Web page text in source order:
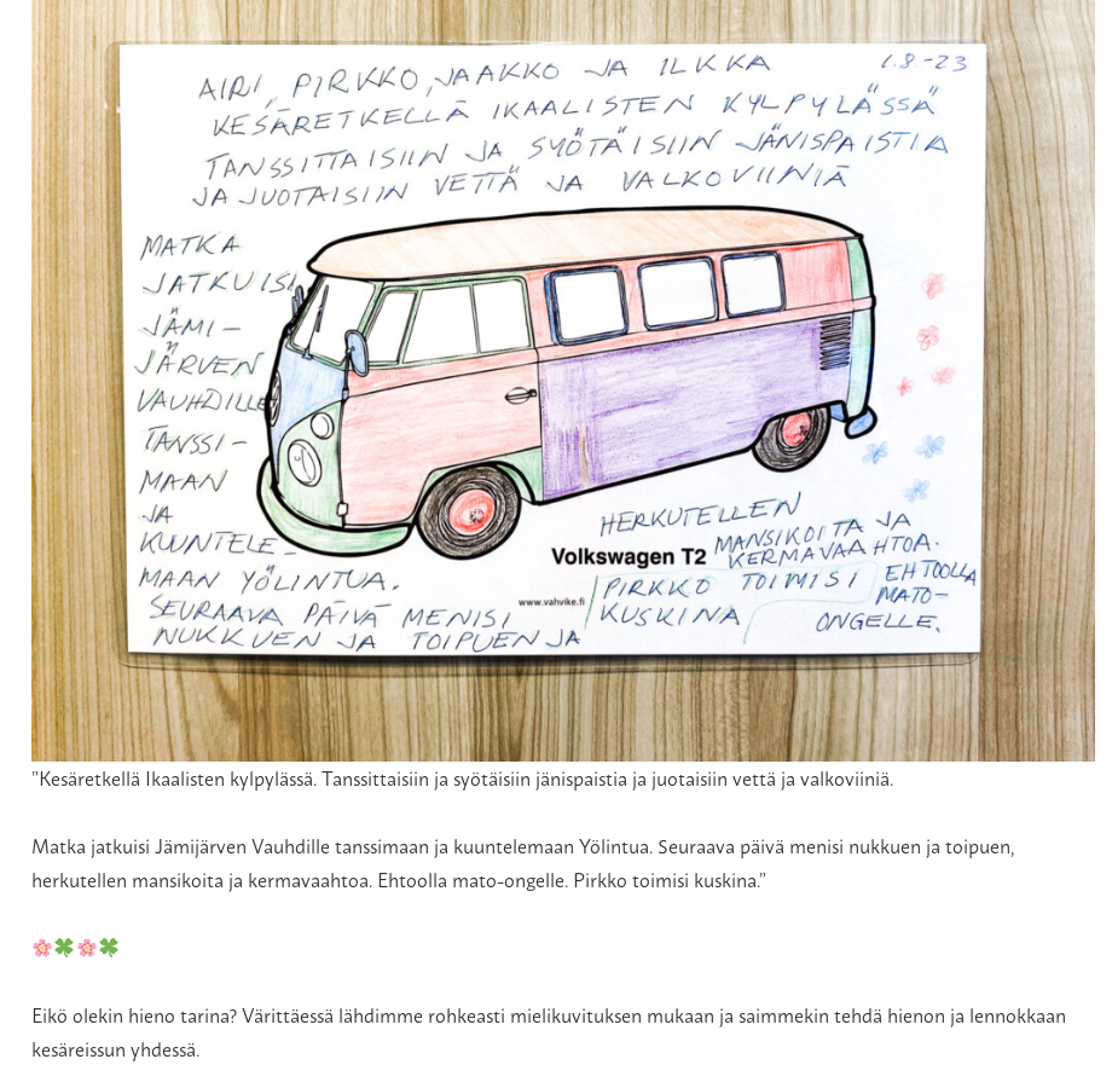
”Kesäretkellä Ikaalisten kylpylässä. Tanssittaisiin ja syötäisiin jänispaistia ja juotaisiin vettä ja valkoviiniä.
Matka jatkuisi Jämijärven Vauhdille tanssimaan ja kuuntelemaan Yölintua. Seuraava päivä menisi nukkuen ja toipuen,
herkutellen mansikoita ja kermavaahtoa. Ehtoolla mato-ongelle. Pirkko toimisi kuskina.”
Eikö olekin hieno tarina? Värittäessä lähdimme rohkeasti mielikuvituksen mukaan ja saimmekin tehdä hienon ja lennokkaan
kesäreissun yhdessä.